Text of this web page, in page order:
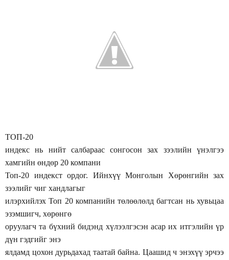
ТОП-20
индекс нь нийт салбараас сонгосон зах зээлийн үнэлгээ
хамгийн өндөр 20 компани
Топ-20 индекст ордог. Ийнхүү Монголын Хөрөнгийн зах
зээлийг чиг хандлагыг
илэрхийлэх Топ 20 компанийн төлөөлөлд багтсан нь хувьцаа
эзэмшигч, хөрөнгө
оруулагч та бүхний бидэнд хүлээлгэсэн асар их итгэлийн үр
дүн гэдгийг энэ
ялдамд цохон дурьдахад таатай байна. Цаашид ч энэхүү эрчээ